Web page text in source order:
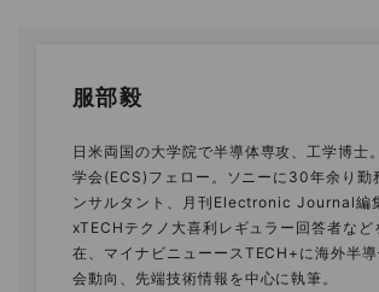
服部毅
日米両国の大学院で半導体専攻、工学博士
学会(ECS)フェロー。ソニーに30年余り勤
ンサルタント、月刊Electronic Journal編
xTECHテクノ大喜利レギュラー回答者など
在、マイナビニューースTECH+に海外半
会動向、先端技術情報を中心に執筆。